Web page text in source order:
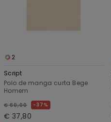
2
Script
Polo de manga curta Bege
Homem
€ 60,00 37%
€ 37,80